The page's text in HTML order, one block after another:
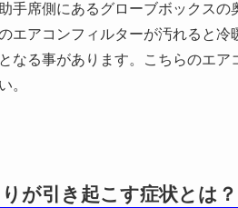
手席側にあるグローブボックス
エアコンフィルターが汚れると
なる事があります。こちらのエ
。
が引き起こす症状とは？